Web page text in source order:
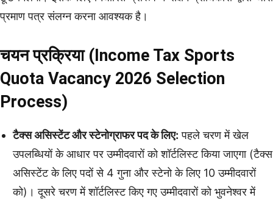
प्रमाण पत्र संलग्न करना आवश्यक है।
चयन प्रक्रिया (Income Tax Sports
Quota Vacancy 2026 Selection
Process)
टैक्स असिस्टेंट और स्टेनोग्राफर पद के लिए: पहले चरण में खेल
उपलब्धियों के आधार पर उम्मीदवारों को शॉर्टलिस्ट किया जाएगा (टैक्स
असिस्टेंट के लिए पदों से 4 गुना और स्टेनो के लिए 10 उम्मीदवारों
को)। दूसरे चरण में शॉर्टलिस्ट किए गए उम्मीदवारों को भुवनेश्वर में